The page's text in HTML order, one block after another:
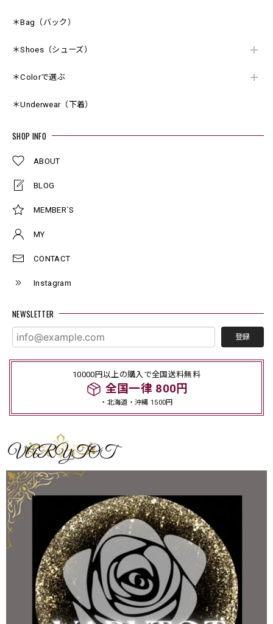
＊Bag（バック）
＊Shoes（シューズ）
＊Colorで選ぶ
＊Underwear（下着）
SHOP INFO
ABOUT
BLOG
MEMBER`S
MY
CONTACT
Instagram
NEWSLETTER
登録
10000円以上の購入で全国送料無料
全国一律 800円
・北海道・沖縄 1500円